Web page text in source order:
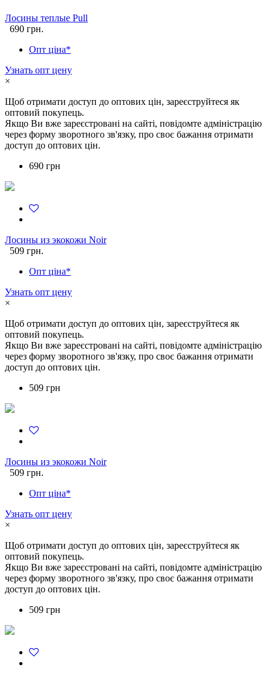
Лосины теплые Pull
690 грн.
Опт ціна*
Узнать опт цену
×
Щоб отримати доступ до оптових цін, зареєструйтеся як
оптовий покупець.
Якщо Ви вже зареєстровані на сайті, повідомте адміністрацію
через форму зворотного зв'язку, про своє бажання отримати
доступ до оптових цін.
690 грн
Лосины из экокожи Noir
509 грн.
Опт ціна*
Узнать опт цену
×
Щоб отримати доступ до оптових цін, зареєструйтеся як
оптовий покупець.
Якщо Ви вже зареєстровані на сайті, повідомте адміністрацію
через форму зворотного зв'язку, про своє бажання отримати
доступ до оптових цін.
509 грн
Лосины из экокожи Noir
509 грн.
Опт ціна*
Узнать опт цену
×
Щоб отримати доступ до оптових цін, зареєструйтеся як
оптовий покупець.
Якщо Ви вже зареєстровані на сайті, повідомте адміністрацію
через форму зворотного зв'язку, про своє бажання отримати
доступ до оптових цін.
509 грн